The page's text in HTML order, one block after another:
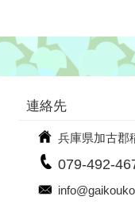
連絡先
兵庫県加古郡
079-492-